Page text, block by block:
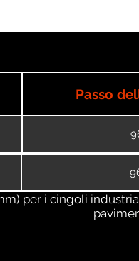
Passo
per i cingoli